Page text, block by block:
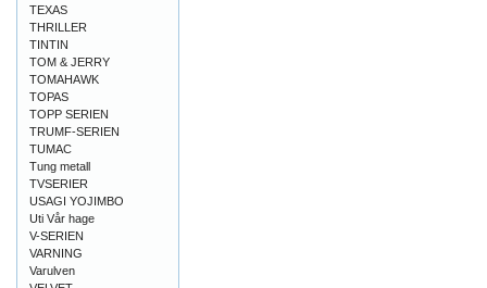
TEXAS
THRILLER
TINTIN
TOM & JERRY
TOMAHAWK
TOPAS
TOPP SERIEN
TRUMF-SERIEN
TUMAC
Tung metall
TVSERIER
USAGI YOJIMBO
Uti Vår hage
V-SERIEN
VARNING
Varulven